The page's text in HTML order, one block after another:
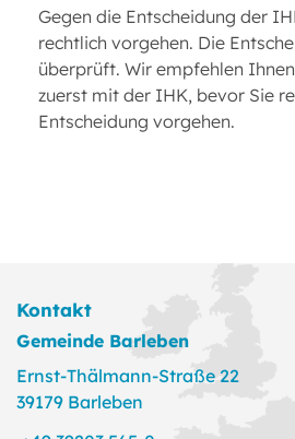
Gegen die Entscheidung der
rechtlich vorgehen. Die
überprüft. Wir empfehlen
zuerst mit der IHK, bevor Sie
Entscheidung vorgehen.
Kontakt
Gemeinde Barleben
Ernst-Thälmann-Straße 22
39179 Barleben